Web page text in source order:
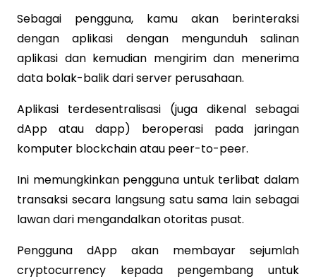
Sebagai pengguna, kamu akan berinteraksi
dengan aplikasi dengan mengunduh salinan
aplikasi dan kemudian mengirim dan menerima
data bolak-balik dari server perusahaan.
Aplikasi terdesentralisasi (juga dikenal sebagai
dApp atau dapp) beroperasi pada jaringan
komputer blockchain atau peer-to-peer.
Ini memungkinkan pengguna untuk terlibat dalam
transaksi secara langsung satu sama lain sebagai
lawan dari mengandalkan otoritas pusat.
Pengguna dApp akan membayar sejumlah
cryptocurrency kepada pengembang untuk